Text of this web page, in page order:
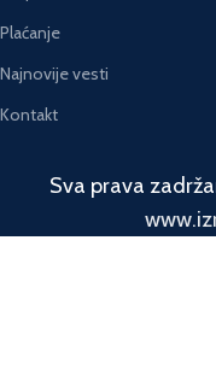
Plaćanje
Najnovije vesti
Kontakt
Sva prava